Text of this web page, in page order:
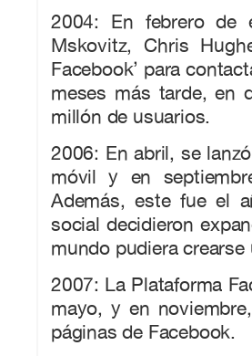
2004: En febrero de
Mskovitz, Chris
Facebook’ para
meses más tarde, en
millón de usuarios.
2006: En abril, se
móvil y en
Además, este fue el
social decidieron
mundo pudiera
2007: La Plataforma
mayo, y en
páginas de Facebook.